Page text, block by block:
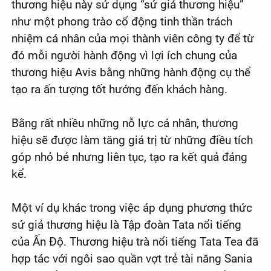
thương hiệu này sử dụng “sứ giả thương hiệu”
như một phong trào cổ động tinh thần trách
nhiệm cá nhân của mọi thành viên công ty để từ
đó mỗi người hành động vì lợi ích chung của
thương hiệu Avis bằng những hành động cụ thể
tạo ra ấn tượng tốt hướng đến khách hàng.
Bằng rất nhiều những nỗ lực cá nhân, thương
hiệu sẽ được làm tăng giá trị từ những điều tích
góp nhỏ bé nhưng liên tục, tạo ra kết quả đáng
kể.
Một ví dụ khác trong việc áp dụng phương thức
sứ giả thương hiệu là Tập đoàn Tata nổi tiếng
của Ấn Độ. Thương hiệu trà nổi tiếng Tata Tea đã
hợp tác với ngôi sao quần vợt trẻ tài năng Sania